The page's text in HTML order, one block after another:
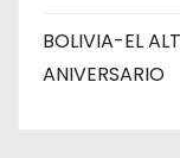
BOLIVIA-EL
ANIVERSARIO